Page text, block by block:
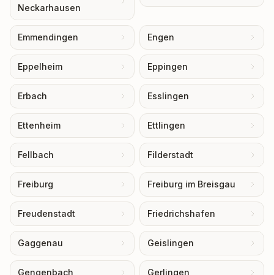
Neckarhausen
Emmendingen Engen
Eppelheim Eppingen
Erbach Esslingen
Ettenheim Ettlingen
Fellbach Filderstadt
Freiburg Freiburg im Breisgau
Freudenstadt Friedrichshafen
Gaggenau Geislingen
Gengenbach Gerlingen